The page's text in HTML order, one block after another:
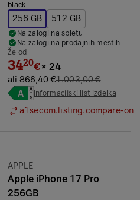
black
256 GB 512 GB
Na zalogi na spletu
Na zalogi na prodajnih mestih
Že od
3420€× 24
ali 866,40 €1.003,00 €
Informacijski list izdelka
a1secom.listing.compare-on
Znamka:
APPLE
Apple iPhone 17 Pro
256GB